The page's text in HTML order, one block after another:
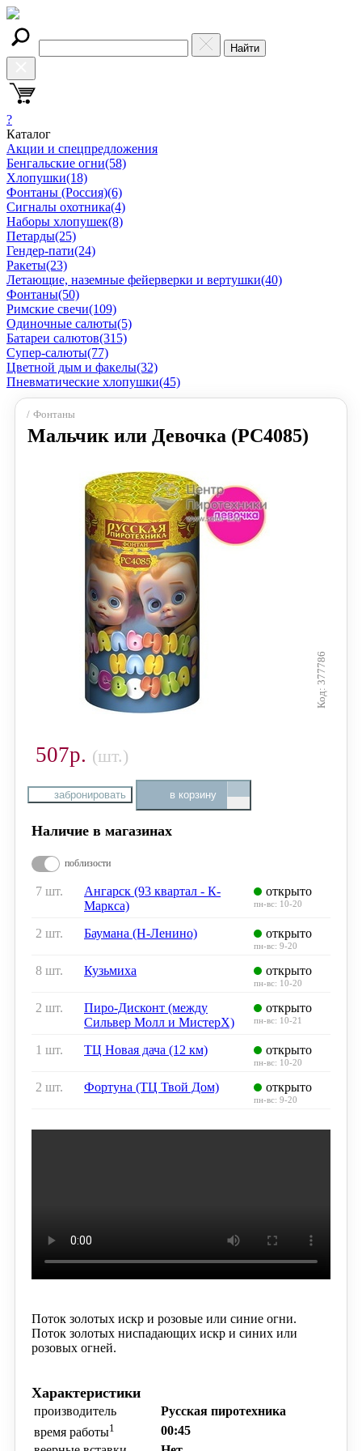
Найти
?
Каталог
Акции и спецпредложения
Бенгальские огни(58)
Хлопушки(18)
Фонтаны (Россия)(6)
Сигналы охотника(4)
Наборы хлопушек(8)
Петарды(25)
Гендер-пати(24)
Ракеты(23)
Летающие, наземные фейерверки и вертушки(40)
Фонтаны(50)
Римские свечи(109)
Одиночные салюты(5)
Батареи салютов(315)
Супер-салюты(77)
Цветной дым и факелы(32)
Пневматические хлопушки(45)
Фонтаны
Мальчик или Девочка (РС4085)
377786
507р. (шт.)
забронировать в корзину
Наличие в магазинах
поблизости
7 шт.
Ангарск (93 квартал - К-
Маркса)
открыто
пн-вс: 10-20
2 шт. Баумана (Н-Ленино) открыто
пн-вс: 9-20
8 шт. Кузьмиха открыто
пн-вс: 10-20
2 шт.
Пиро-Дисконт (между
Сильвер Молл и МистерХ)
открыто
пн-вс: 10-21
1 шт. ТЦ Новая дача (12 км) открыто
пн-вс: 10-20
2 шт. Фортуна (ТЦ Твой Дом) открыто
пн-вс: 9-20
Поток золотых искр и розовые или синие огни.
Поток золотых ниспадающих искр и синих или
розовых огней.
Характеристики
производитель
Русская пиротехника
время работы1
00:45